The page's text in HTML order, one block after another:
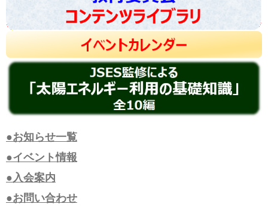
●お知らせ一覧
●イベント情報
●入会案内
●お問い合わせ